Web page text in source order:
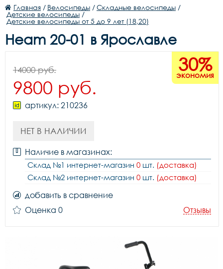
Главная / Велосипеды /Складные велосипеды /
Детские велосипеды /
Детские велосипеды от 5 до 9 лет (18,20)
Heam 20-01 в Ярославле
30%
экономия
14000 руб.
9800 руб.
артикул: 210236
НЕТ В НАЛИЧИИ
Наличие в магазинах:
Склад №1 интернет-магазин 0 шт. (доставка)
Склад №2 интернет-магазин 0 шт. (доставка)
добавить в сравнение
Оценка 0
Отзывы